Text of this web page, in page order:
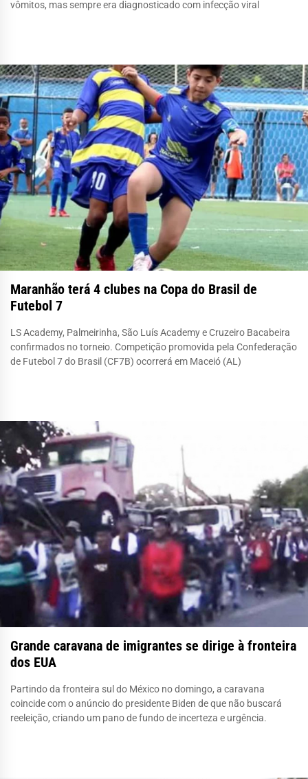
vômitos, mas sempre era diagnosticado com infecção viral
Maranhão terá 4 clubes na Copa do Brasil de
Futebol 7
LS Academy, Palmeirinha, São Luís Academy e Cruzeiro Bacabeira
confirmados no torneio. Competição promovida pela Confederação
de Futebol 7 do Brasil (CF7B) ocorrerá em Maceió (AL)
Grande caravana de imigrantes se dirige à fronteira
dos EUA
Partindo da fronteira sul do México no domingo, a caravana
coincide com o anúncio do presidente Biden de que não buscará
reeleição, criando um pano de fundo de incerteza e urgência.